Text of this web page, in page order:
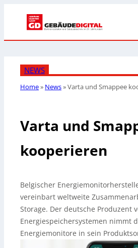
NEWS
Home» News»Varta und Smappee
Varta und
kooperieren
Belgischer
vereinbart weltweite
Storage. Der deutsche Produzent
Energiespeichersystemen nimmt
Energiemonitore in sein